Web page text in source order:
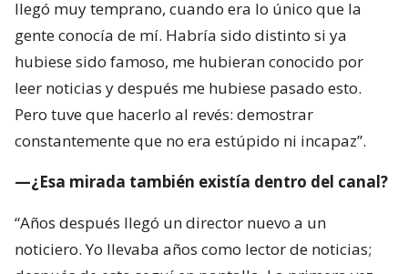
llegó muy temprano, cuando era lo único que la
gente conocía de mí. Habría sido distinto si ya
hubiese sido famoso, me hubieran conocido por
leer noticias y después me hubiese pasado esto.
Pero tuve que hacerlo al revés: demostrar
constantemente que no era estúpido ni incapaz”.
—¿Esa mirada también existía dentro del canal?
“Años después llegó un director nuevo a un
noticiero. Yo llevaba años como lector de noticias;